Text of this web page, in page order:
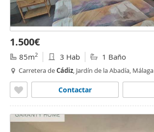
1.500€
85m2 3 Hab 1 Baño
Carretera deCádiz, Jardín de la Abadía, Málaga
Contactar